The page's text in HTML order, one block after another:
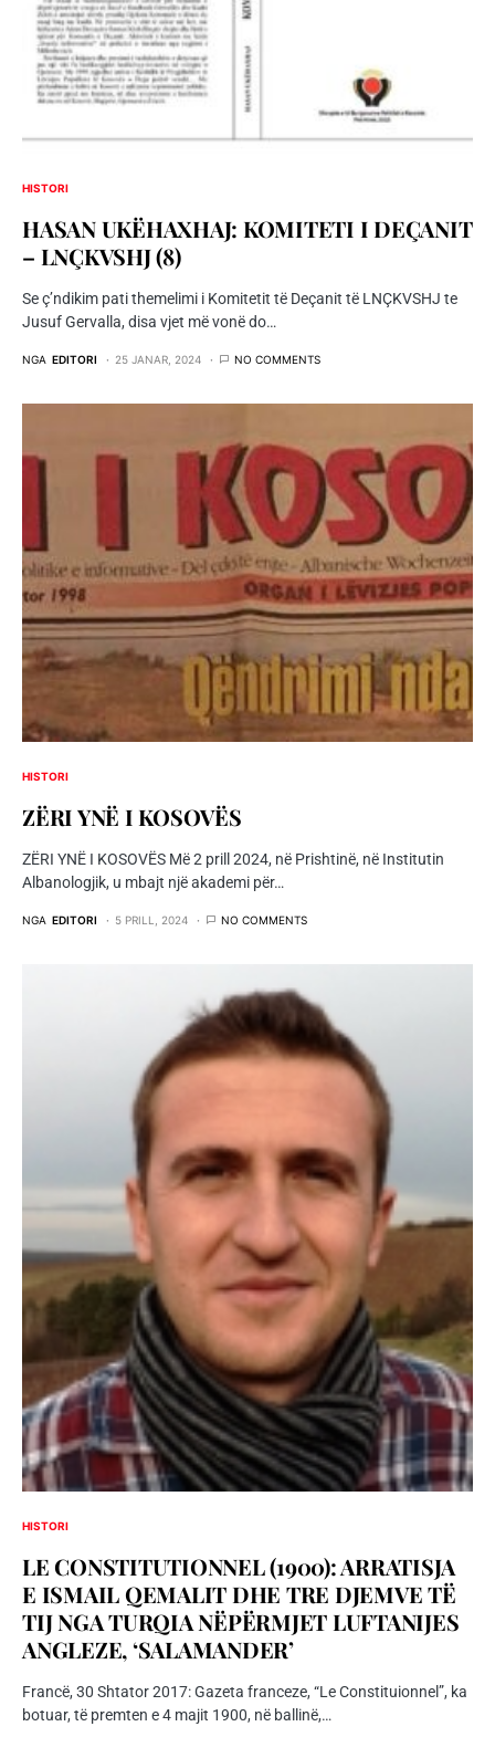
HISTORI
HASAN UKËHAXHAJ: KOMITETI I DEÇANIT
– LNÇKVSHJ (8)
Se ç’ndikim pati themelimi i Komitetit të Deçanit të LNÇKVSHJ te
Jusuf Gervalla, disa vjet më vonë do…
NGA EDITORI 25 JANAR, 2024 NO COMMENTS
HISTORI
ZËRI YNË I KOSOVËS
ZËRI YNË I KOSOVËS Më 2 prill 2024, në Prishtinë, në Institutin
Albanologjik, u mbajt një akademi për…
NGA EDITORI 5 PRILL, 2024 NO COMMENTS
HISTORI
LE CONSTITUTIONNEL (1900): ARRATISJA
E ISMAIL QEMALIT DHE TRE DJEMVE TË
TIJ NGA TURQIA NËPËRMJET LUFTANIJES
ANGLEZE, ‘SALAMANDER’
Francë, 30 Shtator 2017: Gazeta franceze, “Le Constituionnel”, ka
botuar, të premten e 4 majit 1900, në ballinë,…